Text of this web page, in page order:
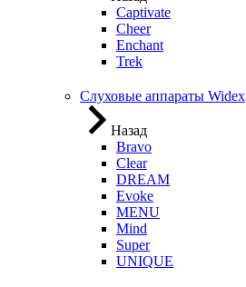
Captivate
Cheer
Enchant
Trek
Слуховые аппараты Widex
Назад
Bravo
Clear
DREAM
Evoke
MENU
Mind
Super
UNIQUE